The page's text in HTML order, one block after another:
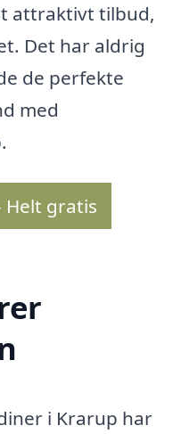
attraktivt tilbud,
Det har aldrig
de perfekte
med
Helt gratis
i Krarup har